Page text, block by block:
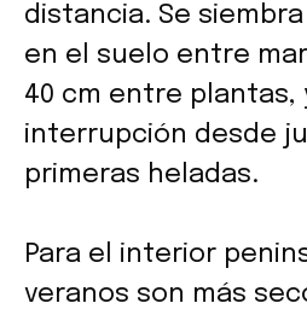
distancia. Se
en el suelo entre
40 cm entre plantas,
interrupción desde
primeras heladas.
Para el interior
veranos son más